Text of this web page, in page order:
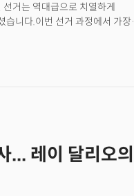
거는 역대급으로 치열하게
습니다.이번 선거 과정에서 가장
공약이나 정책이 없었습니다.
는&nbsp;AI 패권 전쟁에서도
기 위한 절박한 노력은 모두 국가
한 시도입니다.&nbsp;샘 알트만
에서 활약하는 이들의 노력과
... 레이 달리오의